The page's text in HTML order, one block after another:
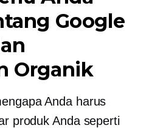
Google
Organik
Anda harus
produk Anda seperti